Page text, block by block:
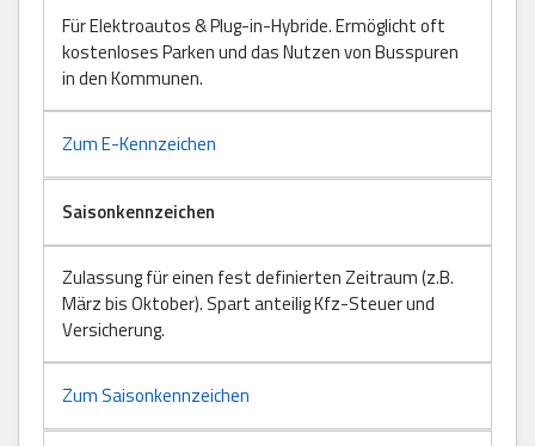
Für Elektroautos & Plug-in-Hybride. Ermöglicht oft
kostenloses Parken und das Nutzen von Busspuren
in den Kommunen.
Zum E-Kennzeichen
Saisonkennzeichen
Zulassung für einen fest definierten Zeitraum (z.B.
März bis Oktober). Spart anteilig Kfz-Steuer und
Versicherung.
Zum Saisonkennzeichen